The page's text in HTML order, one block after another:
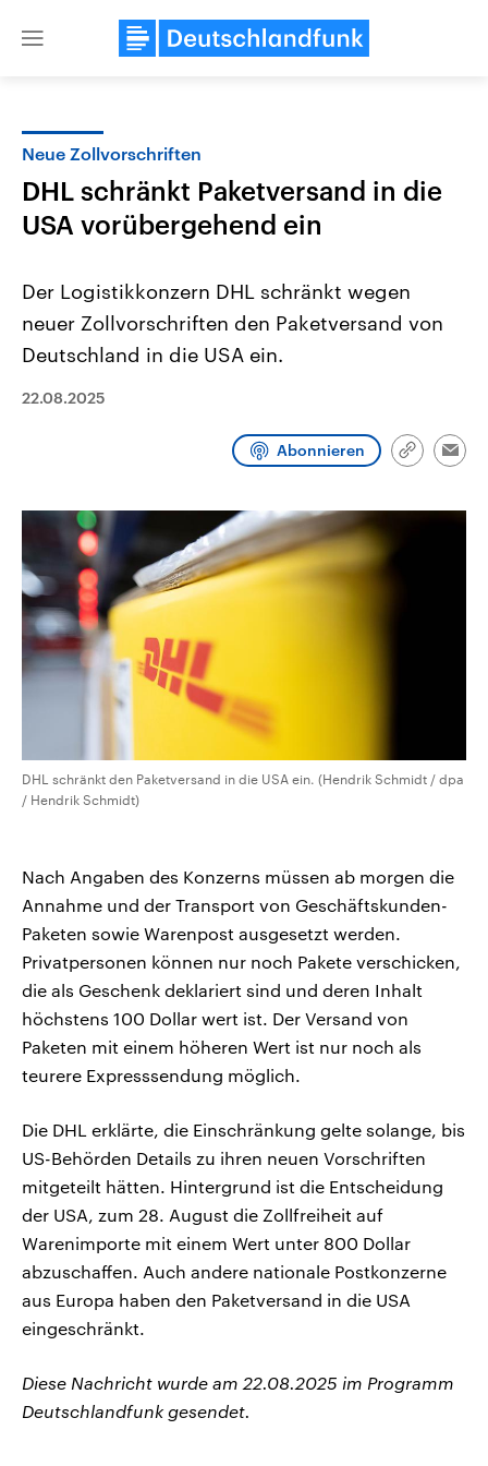
Close
2026
September 2026 einen neuen
Umfragen, Prognosen,
Wahlprogramme, aktuelle Berichte
und Hintergründe zu den Parteien
und Kandidaten der anstehenden
Wahl.
Wirtschaftlich und
gehören die Vereinigten
den mächtigsten Ländern
Sendungen Programm Podcasts
Audio-Archiv
Neue Zollvorschriften
DHL schränkt Paketversand in die
USA vorübergehend ein
Der Logistikkonzern DHL schränkt wegen
neuer Zollvorschriften den Paketversand von
Deutschland in die USA ein.
22.08.2025
Abonnieren
Link
DHL schränkt den Paketversand in die USA ein. (Hendrik Schmidt / dpa
/ Hendrik Schmidt)
Nach Angaben des Konzerns müssen ab morgen die
Annahme und der Transport von Geschäftskunden-
Paketen sowie Warenpost ausgesetzt werden.
Privatpersonen können nur noch Pakete verschicken,
die als Geschenk deklariert sind und deren Inhalt
höchstens 100 Dollar wert ist. Der Versand von
Paketen mit einem höheren Wert ist nur noch als
teurere Expresssendung möglich.
Die DHL erklärte, die Einschränkung gelte solange, bis
US-Behörden Details zu ihren neuen Vorschriften
mitgeteilt hätten. Hintergrund ist die Entscheidung
der USA, zum 28. August die Zollfreiheit auf
Warenimporte mit einem Wert unter 800 Dollar
abzuschaffen. Auch andere nationale Postkonzerne
aus Europa haben den Paketversand in die USA
eingeschränkt.
Diese Nachricht wurde am 22.08.2025 im Programm
Deutschlandfunk gesendet.